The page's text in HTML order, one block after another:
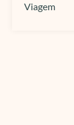
Viagem